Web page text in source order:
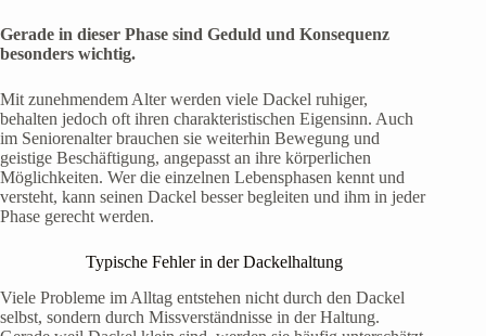
Gerade in dieser Phase sind Geduld und Konsequenz
besonders wichtig.
Mit zunehmendem Alter werden viele Dackel ruhiger,
behalten jedoch oft ihren charakteristischen Eigensinn. Auch
im Seniorenalter brauchen sie weiterhin Bewegung und
geistige Beschäftigung, angepasst an ihre körperlichen
Möglichkeiten. Wer die einzelnen Lebensphasen kennt und
versteht, kann seinen Dackel besser begleiten und ihm in jeder
Phase gerecht werden.
Typische Fehler in der Dackelhaltung
Viele Probleme im Alltag entstehen nicht durch den Dackel
selbst, sondern durch Missverständnisse in der Haltung.